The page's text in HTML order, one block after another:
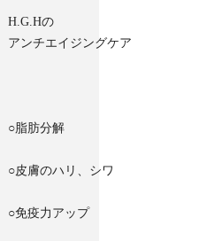
H.G.Hの
アンチエイジングケア
○脂肪分解
○皮膚のハリ、シワ
○免疫力アップ